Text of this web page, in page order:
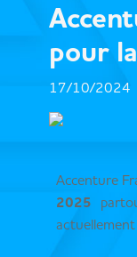
pour
17/10/2024
Accenture
2025